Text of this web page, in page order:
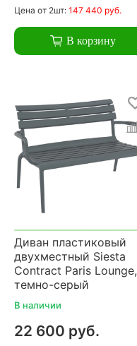
Цена от 2шт: 147 440 руб.
В корзину
Диван пластиковый
двухместный Siesta
Contract Paris Lounge,
темно-серый
В наличии
22 600 руб.